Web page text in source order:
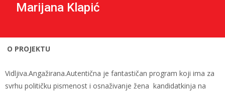
Marijana Klapić
O PROJEKTU
Vidljiva.Angažirana.Autentična je fantastičan program koji ima za
svrhu političku pismenost i osnaživanje žena kandidatkinja na